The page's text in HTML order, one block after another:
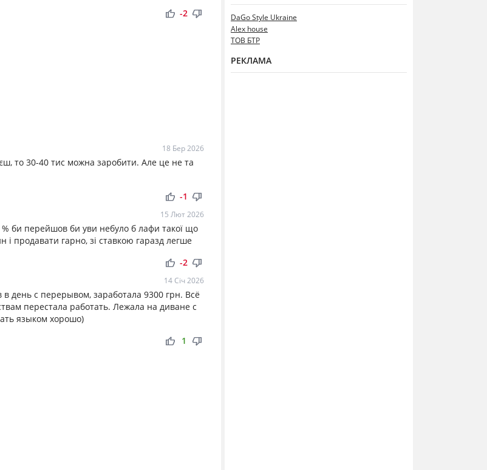
thumb_up thumb_down
-2
18 Бер 2026
то 30-40 тис можна заробити. Але це не та
thumb_up thumb_down
-1
15 Лют 2026
би перейшов би уви небуло б лафи такої що
продавати гарно, зі ставкою гаразд легше
thumb_up thumb_down
-2
14 Січ 2026
день с перерывом, заработала 9300 грн. Всё
перестала работать. Лежала на диване с
языком хорошо)
thumb_up thumb_down
1
DaGo Style Ukraine
Alex house
ТОВ БТР
РЕКЛАМА